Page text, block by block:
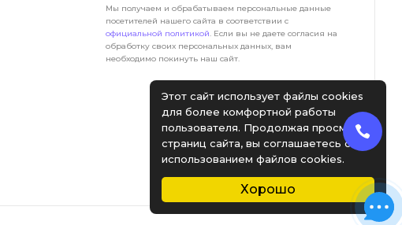
Хорошо
Этот сайт использует файлы cookies
для более комфортной работы
пользователя. Продолжая просмотр
страниц сайта, вы соглашаетесь с
использованием файлов cookies.
Мы получаем и обрабатываем персональные данные
посетителей нашего сайта в соответствии с
официальной политикой. Если вы не даете согласия на
обработку своих персональных данных, вам
необходимо покинуть наш сайт.